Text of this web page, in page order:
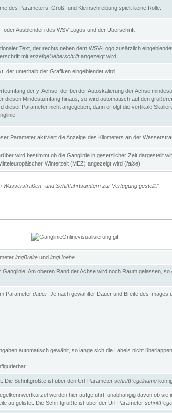
des Parameters, Groß- und Kleinschreibung spielt keine Rolle.
oder Ausblenden des WSV-Logos und der Überschrift
Text, der rechts neben dem WSV-Logo zusätzlich
mit anzeigeUeberschriftangezeigt wird.
der unterhalb der Grafiken eingeblendet wird
der y-Achse, der bei der Autoskalierung der Achse
diesen Mindestumfang hinaus, so wird automatisch auf den
dieser Parameter nicht angegeben, dann erfolgt die vertikale
Parameter aktiviert die Anzeige des Kilometers an der
wird bestimmt ob die Ganglinie in gesetzlicher Zeit dargestellt
Winterzeit (MEZ) angezeigt wird (false).
und Schifffahrtsämtern zur Verfügung gestellt.“
imgBreite und imgHoehe
Am oberen Rand der Achse wird noch Raum gelassen,
Parameter dauer . Je nach gewählter Dauer und Breite des Images
automatisch gewählt, so lange sich die Labels nicht überlappen.
Die Schriftgrößte ist über den Url-Parameter schriftPegelname
werden hier aufgeführt, unabhängig davon ob sie
aufgelistet. Die Schriftgrößte ist über der Url-Parameter